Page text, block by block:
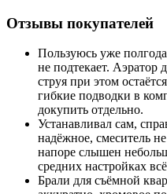
Отзывы покупателей
Пользуюсь уже
не подтекает. Аэратор
струя при этом
гибкие подводки в
докупить отдельно.
Устанавливал сам,
надёжное, смеситель
напоре слышен
средних настройках
Брали для съёмной